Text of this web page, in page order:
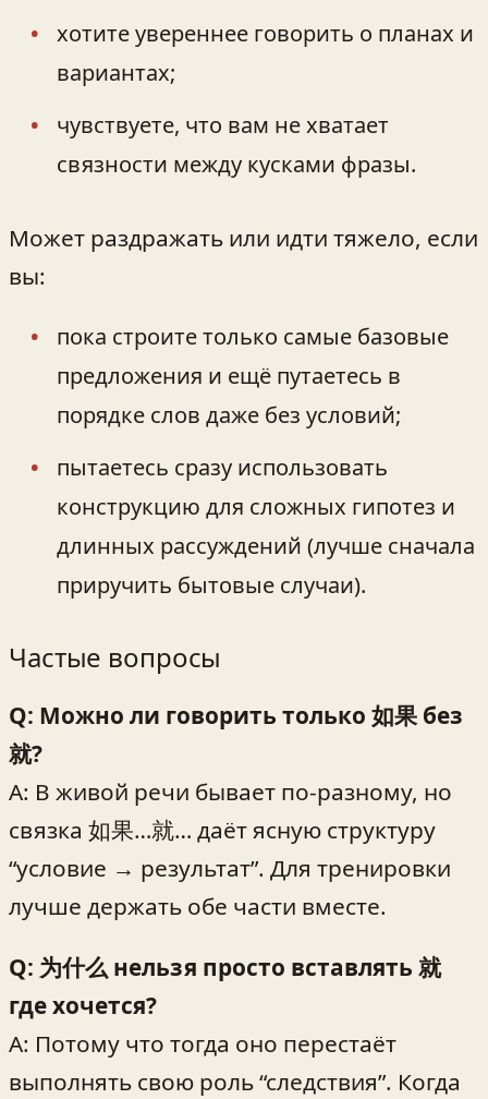
хотите увереннее говорить о планах и
вариантах;
чувствуете, что вам не хватает
связности между кусками фразы.
Может раздражать или идти тяжело, если
вы:
пока строите только самые базовые
предложения и ещё путаетесь в
порядке слов даже без условий;
пытаетесь сразу использовать
конструкцию для сложных гипотез и
длинных рассуждений (лучше сначала
приручить бытовые случаи).
Частые вопросы
Q: Можно ли говорить только 如果 без
就?
A: В живой речи бывает по-разному, но
связка 如果…就… даёт ясную структуру
“условие → результат”. Для тренировки
лучше держать обе части вместе.
Q: 为什么 нельзя просто вставлять 就
где хочется?
A: Потому что тогда оно перестаёт
выполнять свою роль “следствия”. Когда